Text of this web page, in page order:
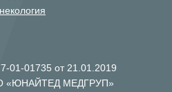
01-01735 от 21.01.2019
«ЮНАЙТЕД МЕДГРУП»